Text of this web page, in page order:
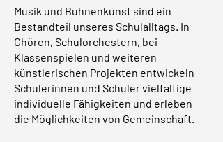
Musik und Bühnenkunst sind ein
Bestandteil unseres Schulalltags. In
Chören, Schulorchestern, bei
Klassenspielen und weiteren
künstlerischen Projekten entwickeln
Schülerinnen und Schüler vielfältige
individuelle Fähigkeiten und erleben
die Möglichkeiten von Gemeinschaft.